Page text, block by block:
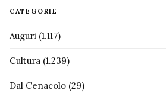
CATEGORIE
Auguri (1.117)
Cultura (1.239)
Dal Cenacolo (29)